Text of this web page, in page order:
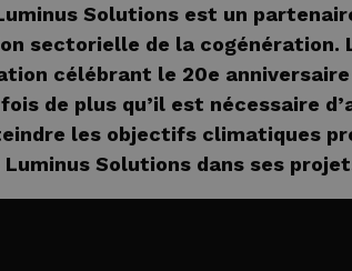
Solutions est un
sectorielle de la cogénération.
célébrant le 20e anniversaire
de plus qu’il est nécessaire
les objectifs climatiques
Solutions dans ses